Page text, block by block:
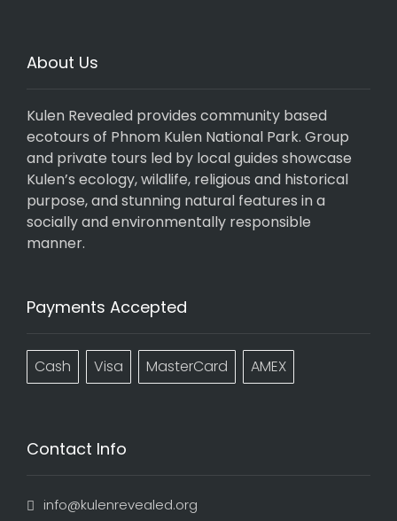
About Us
Kulen Revealed provides community based
ecotours of Phnom Kulen National Park. Group
and private tours led by local guides showcase
Kulen’s ecology, wildlife, religious and historical
purpose, and stunning natural features in a
socially and environmentally responsible
manner.
Payments Accepted
Cash Visa MasterCard AMEX
Contact Info
info@kulenrevealed.org